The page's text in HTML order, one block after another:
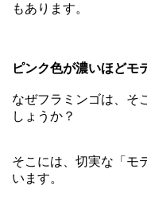
もあります。
ピンク色が濃いほどモ
なぜフラミンゴは、そ
しょうか？
そこには、切実な「モ
います。